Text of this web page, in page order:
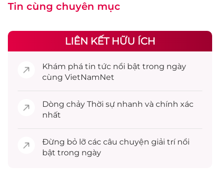
Tin cùng chuyên mục
LIÊN KẾT HỮU ÍCH
Khám phá tin tức nổi bật trong ngày
cùng VietNamNet
Dòng chảy Thời sự nhanh và chính xác
nhất
Đừng bỏ lỡ các câu chuyện giải trínổi
bật trong ngày